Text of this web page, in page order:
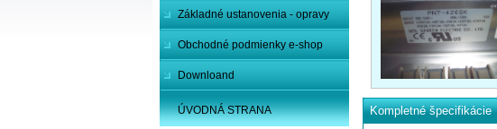
Základné ustanovenia - opravy
Obchodné podmienky e-shop
Downloand
ÚVODNÁ STRANA Kompletné špecifikácie